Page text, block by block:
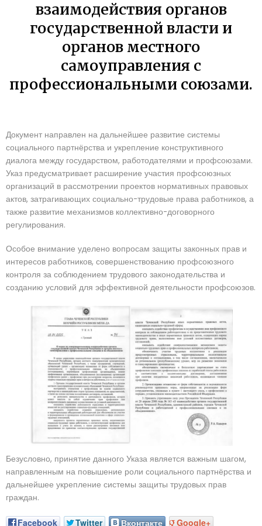
взаимодействия органов
государственной власти и
органов местного
самоуправления с
профессиональными союзами.
Документ направлен на дальнейшее развитие системы
социального партнёрства и укрепление конструктивного
диалога между государством, работодателями и профсоюзами.
Указ предусматривает расширение участия профсоюзных
организаций в рассмотрении проектов нормативных правовых
актов, затрагивающих социально-трудовые права работников, а
также развитие механизмов коллективно-договорного
регулирования.
Особое внимание уделено вопросам защиты законных прав и
интересов работников, совершенствованию профсоюзного
контроля за соблюдением трудового законодательства и
созданию условий для эффективной деятельности профсоюзов.
Безусловно, принятие данного Указа является важным шагом,
направленным на повышение роли социального партнёрства и
дальнейшее укрепление системы защиты трудовых прав
граждан.
Facebook Twitter Вконтакте Google+